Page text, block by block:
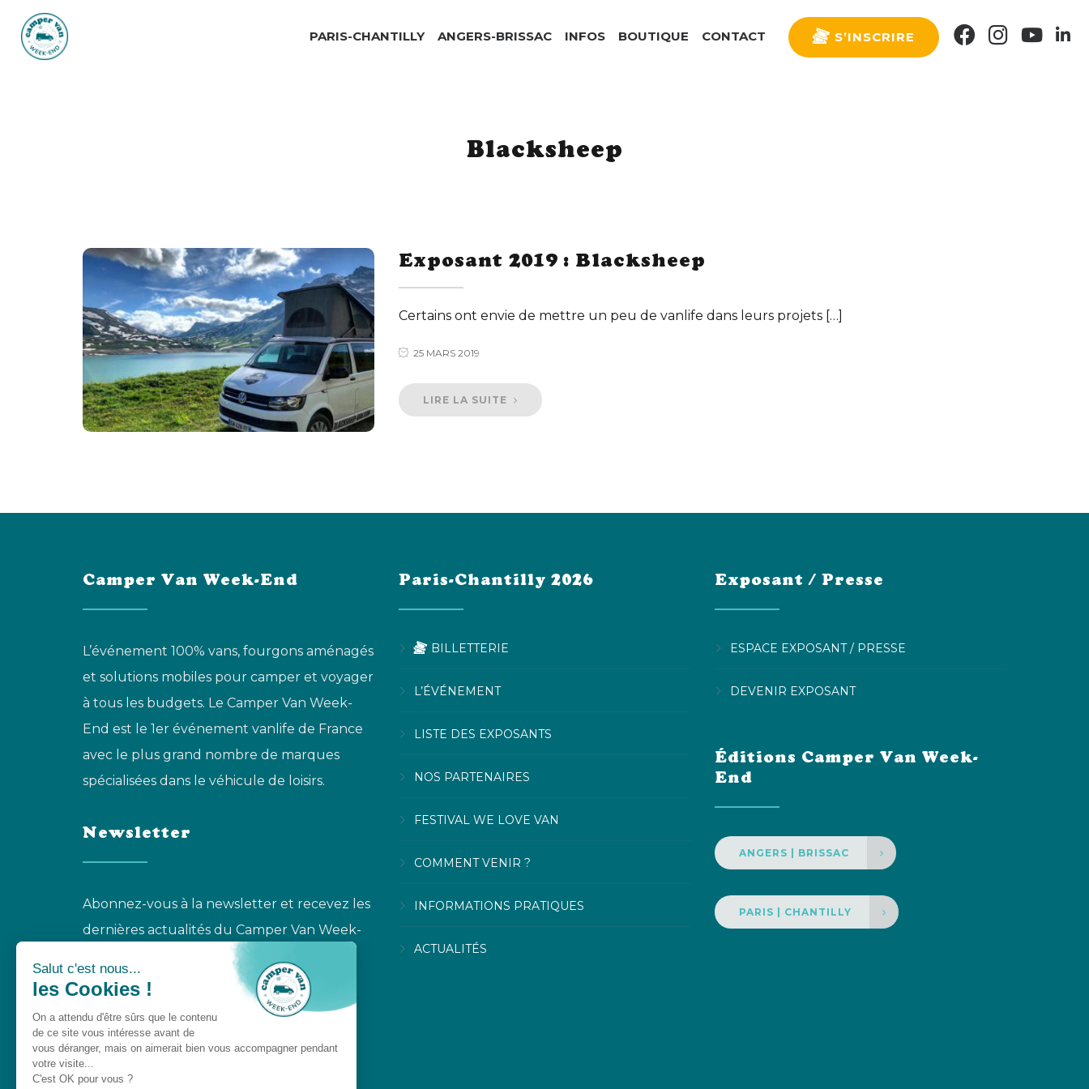
PARIS-CHANTILLY ANGERS-BRISSAC INFOS BOUTIQUE CONTACT S’INSCRIRE FACEBOOK
INSTAGRAM
Blacksheep
Exposant 2019 : Blacksheep
Certains ont envie de mettre un peu de vanlife dans leurs projets […]
25 MARS 2019
LIRE LA SUITE
Camper Van Week-End
L’événement 100% vans, fourgons aménagés
et solutions mobiles pour camper et voyager
à tous les budgets. Le Camper Van Week-
End est le 1er événement vanlife de France
avec le plus grand nombre de marques
spécialisées dans le véhicule de loisirs.
Newsletter
Abonnez-vous à la newsletter et recevez les
dernières actualités du Camper Van Week-
S'INSCRIRE À LA NEWSLETTER
Paris-Chantilly 2026
BILLETTERIE
L’ÉVÉNEMENT
LISTE DES EXPOSANTS
NOS PARTENAIRES
FESTIVAL WE LOVE VAN
COMMENT VENIR ?
INFORMATIONS PRATIQUES
ACTUALITÉS
Exposant / Presse
ESPACE EXPOSANT / PRESSE
DEVENIR EXPOSANT
Éditions Camper Van Week-
End
ANGERS | BRISSAC
PARIS | CHANTILLY